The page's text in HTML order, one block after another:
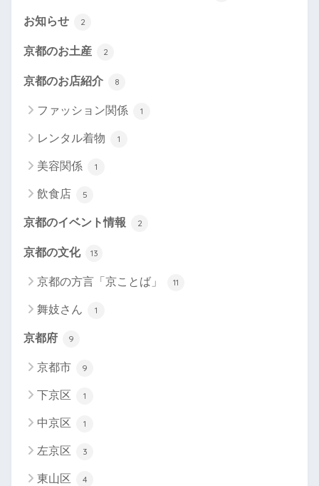
お知らせ 2
京都のお土産 2
京都のお店紹介 8
ファッション関係 1
レンタル着物 1
美容関係 1
飲食店 5
京都のイベント情報 2
京都の文化 13
京都の方言「京ことば」 11
舞妓さん 1
京都府 9
京都市 9
下京区 1
中京区 1
左京区 3
東山区 4